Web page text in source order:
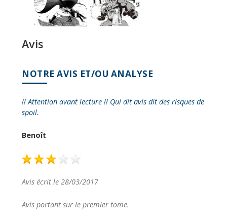
Avis
NOTRE AVIS ET/OU ANALYSE
!! Attention avant lecture !! Qui dit avis dit des risques de
spoil.
Benoît
Avis écrit le 28/03/2017
Avis portant sur le premier tome.